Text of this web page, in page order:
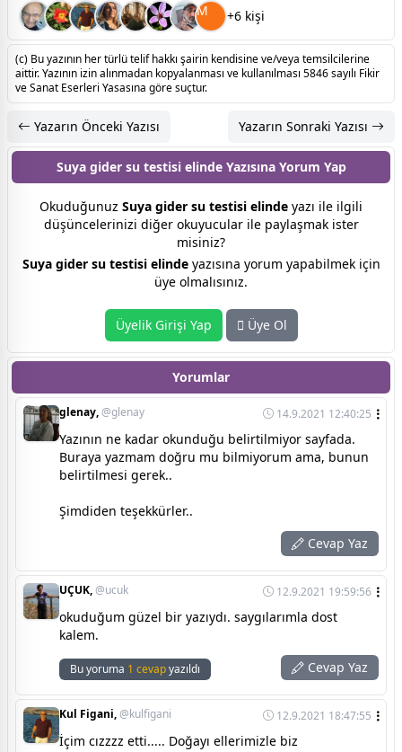
M
+6 kişi
(c) Bu yazının her türlü telif hakkı şairin kendisine ve/veya temsilcilerine
aittir. Yazının izin alınmadan kopyalanması ve kullanılması 5846 sayılı Fikir
ve Sanat Eserleri Yasasına göre suçtur.
Yazarın Önceki Yazısı Yazarın Sonraki Yazısı
Suya gider su testisi elinde Yazısına Yorum Yap
Okuduğunuz Suya gider su testisi elinde yazı ile ilgili
düşüncelerinizi diğer okuyucular ile paylaşmak ister
misiniz?
Suya gider su testisi elindeyazısına yorum yapabilmek için
üye olmalısınız.
Üyelik Girişi Yap Üye Ol
Yorumlar
glenay,@glenay 14.9.2021 12:40:25
Yazının ne kadar okunduğu belirtilmiyor sayfada.
Buraya yazmam doğru mu bilmiyorum ama, bunun
belirtilmesi gerek..
Şimdiden teşekkürler..
Cevap Yaz
UÇUK,@ucuk 12.9.2021 19:59:56
okuduğum güzel bir yazıydı. saygılarımla dost
kalem.
Bu yoruma 1 cevapyazıldı Cevap Yaz
Kul Figani,@kulfigani 12.9.2021 18:47:55
İçim cızzzz etti..... Doğayı ellerimizle biz